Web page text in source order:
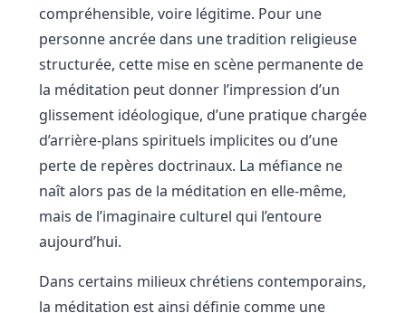
compréhensible, voire légitime. Pour une
personne ancrée dans une tradition religieuse
structurée, cette mise en scène permanente de
la méditation peut donner l’impression d’un
glissement idéologique, d’une pratique chargée
d’arrière-plans spirituels implicites ou d’une
perte de repères doctrinaux. La méfiance ne
naît alors pas de la méditation en elle-même,
mais de l’imaginaire culturel qui l’entoure
aujourd’hui.
Dans certains milieux chrétiens contemporains,
la méditation est ainsi définie comme une